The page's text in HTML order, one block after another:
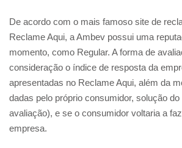
De acordo com o mais famoso site de
Reclame Aqui, a Ambev possui uma
momento, como Regular. A forma de
consideração o índice de resposta da
apresentadas no Reclame Aqui, além da
dadas pelo próprio consumidor, solução
avaliação), e se o consumidor voltaria a
empresa.